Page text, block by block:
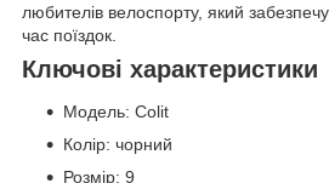
любителів велоспорту, який
час поїздок.
Ключові характеристики
Модель: Colit
Колір: чорний
Розмір: 9